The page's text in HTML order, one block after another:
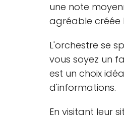
une note
agréable créée
L'orchestre se
vous soyez un
est un choix
d'informations.
En visitant leur